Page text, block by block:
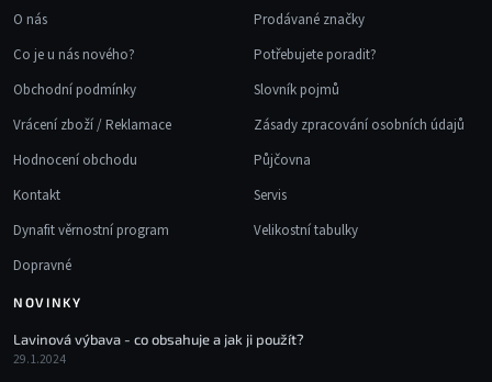
O nás
Co je u nás nového?
Obchodní podmínky
Vrácení zboží / Reklamace
Hodnocení obchodu
Kontakt
Dynafit věrnostní program
Dopravné
Prodávané značky
Potřebujete poradit?
Slovník pojmů
Zásady zpracování osobních údajů
Půjčovna
Servis
Velikostní tabulky
NOVINKY
Lavinová výbava - co obsahuje a jak ji použít?
29.1.2024